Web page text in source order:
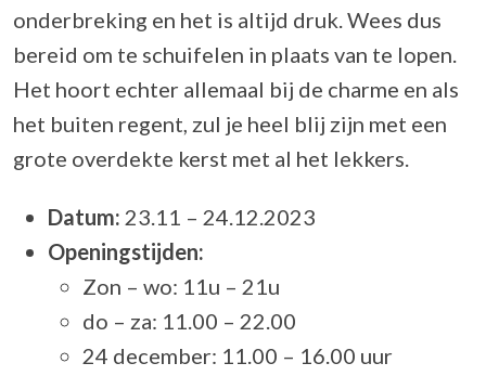
onderbreking en het is altijd druk. Wees dus
bereid om te schuifelen in plaats van te lopen.
Het hoort echter allemaal bij de charme en als
het buiten regent, zul je heel blij zijn met een
grote overdekte kerst met al het lekkers.
Datum: 23.11 – 24.12.2023
Openingstijden:
Zon – wo: 11u – 21u
do – za: 11.00 – 22.00
24 december: 11.00 – 16.00 uur